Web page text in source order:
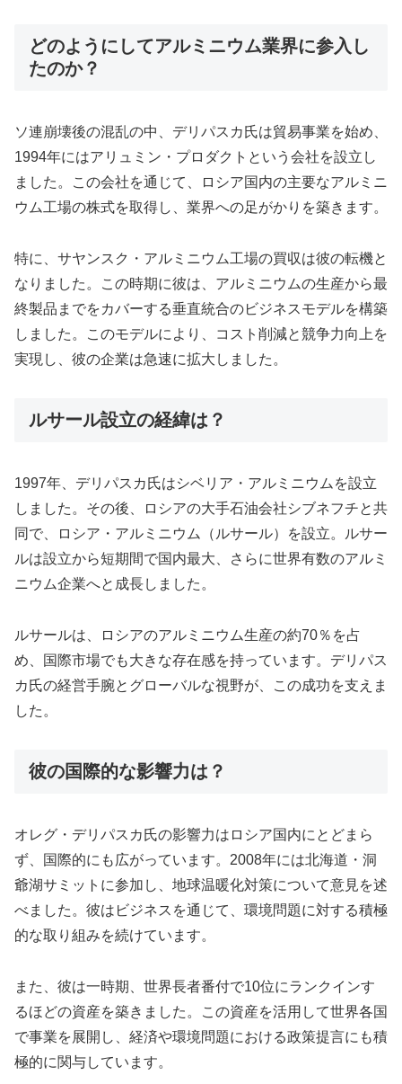
どのようにしてアルミニウム業界に参入し
たのか？
ソ連崩壊後の混乱の中、デリパスカ氏は貿易事業を始め、
1994年にはアリュミン・プロダクトという会社を設立し
ました。この会社を通じて、ロシア国内の主要なアルミニ
ウム工場の株式を取得し、業界への足がかりを築きます。
特に、サヤンスク・アルミニウム工場の買収は彼の転機と
なりました。この時期に彼は、アルミニウムの生産から最
終製品までをカバーする垂直統合のビジネスモデルを構築
しました。このモデルにより、コスト削減と競争力向上を
実現し、彼の企業は急速に拡大しました。
ルサール設立の経緯は？
1997年、デリパスカ氏はシベリア・アルミニウムを設立
しました。その後、ロシアの大手石油会社シブネフチと共
同で、ロシア・アルミニウム（ルサール）を設立。ルサー
ルは設立から短期間で国内最大、さらに世界有数のアルミ
ニウム企業へと成長しました。
ルサールは、ロシアのアルミニウム生産の約70％を占
め、国際市場でも大きな存在感を持っています。デリパス
カ氏の経営手腕とグローバルな視野が、この成功を支えま
した。
彼の国際的な影響力は？
オレグ・デリパスカ氏の影響力はロシア国内にとどまら
ず、国際的にも広がっています。2008年には北海道・洞
爺湖サミットに参加し、地球温暖化対策について意見を述
べました。彼はビジネスを通じて、環境問題に対する積極
的な取り組みを続けています。
また、彼は一時期、世界長者番付で10位にランクインす
るほどの資産を築きました。この資産を活用して世界各国
で事業を展開し、経済や環境問題における政策提言にも積
極的に関与しています。